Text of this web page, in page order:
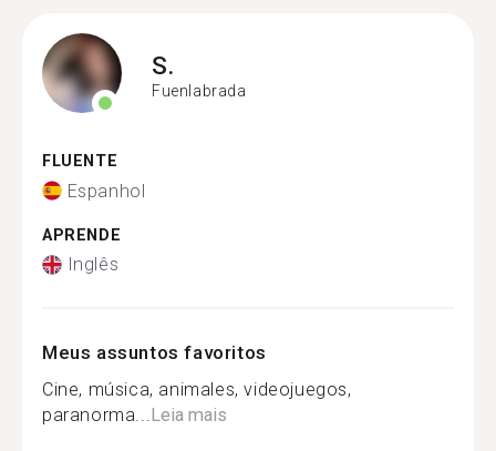
S.
Fuenlabrada
FLUENTE
Espanhol
APRENDE
Inglês
Meus assuntos favoritos
Cine, música, animales, videojuegos,
paranorma...Leia mais